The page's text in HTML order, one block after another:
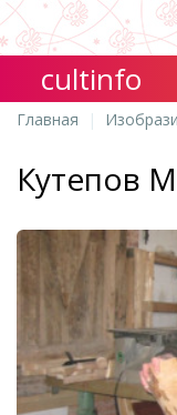
cultinfo
Главная
Кутепов